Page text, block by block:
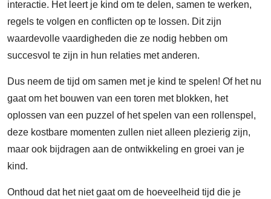
interactie. Het leert je kind om te delen, samen te werken,
regels te volgen en conflicten op te lossen. Dit zijn
waardevolle vaardigheden die ze nodig hebben om
succesvol te zijn in hun relaties met anderen.
Dus neem de tijd om samen met je kind te spelen! Of het nu
gaat om het bouwen van een toren met blokken, het
oplossen van een puzzel of het spelen van een rollenspel,
deze kostbare momenten zullen niet alleen plezierig zijn,
maar ook bijdragen aan de ontwikkeling en groei van je
kind.
Onthoud dat het niet gaat om de hoeveelheid tijd die je